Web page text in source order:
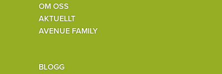
OM OSS
AKTUELLT
AVENUE FAMILY
BLOGG